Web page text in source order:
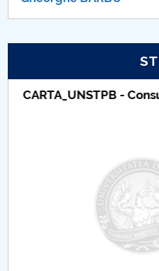
Taxe de școlarizare